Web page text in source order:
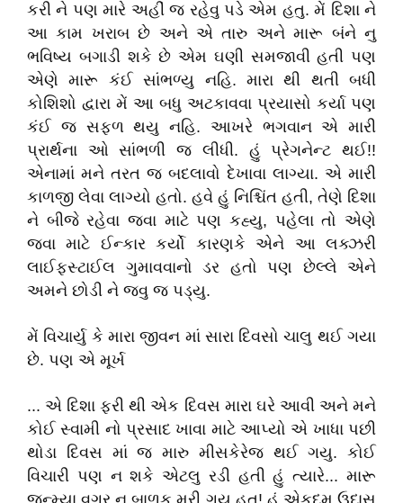
કરી ને પણ મારે અહીં જ રહેવુ પડે એમ હતુ. મેં દિશા ને
આ કામ ખરાબ છે અને એ તારુ અને મારૂ બંને નુ
ભવિષ્ય બગાડી શકે છે એમ ઘણી સમજાવી હતી પણ
એણે મારૂ કંઈ સાંભળ્યુ નહિ. મારા થી થતી બધી
કોશિશો દ્વારા મેં આ બધુ અટકાવવા પ્રયાસો કર્યા પણ
કંઈ જ સફળ થયુ નહિ. આખરે ભગવાન એ મારી
પ્રાર્થના ઓ સાંભળી જ લીધી. હું પ્રેગનેન્ટ થઈ!!
એનામાં મને તરત જ બદલાવો દેખાવા લાગ્યા. એ મારી
કાળજી લેવા લાગ્યો હતો. હવે હું નિશ્ચિંત હતી, તેણે દિશા
ને બીજે રહેવા જવા માટે પણ કહ્યુ, પહેલા તો એણે
જવા માટે ઈન્કાર કર્યો કારણકે એને આ લક્ઝરી
લાઈફસ્ટાઈલ ગુમાવવાનો ડર હતો પણ છેલ્લે એને
અમને છોડી ને જવુ જ પડ્યુ.
મેં વિચાર્યુ કે મારા જીવન માં સારા દિવસો ચાલુ થઈ ગયા
છે. પણ એ મૂર્ખ
... એ દિશા ફરી થી એક દિવસ મારા ઘરે આવી અને મને
કોઈ સ્વામી નો પ્રસાદ ખાવા માટે આપ્યો એ ખાધા પછી
થોડા દિવસ માં જ મારુ મીસકેરેજ થઈ ગયુ. કોઈ
વિચારી પણ ન શકે એટલુ રડી હતી હું ત્યારે... મારૂ
જન્મ્યા વગર નુ બાળક મરી ગયુ હતુ! હું એકદમ ઉદાસ